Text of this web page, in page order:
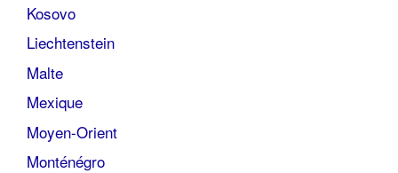
Kosovo
Liechtenstein
Malte
Mexique
Moyen-Orient
Monténégro